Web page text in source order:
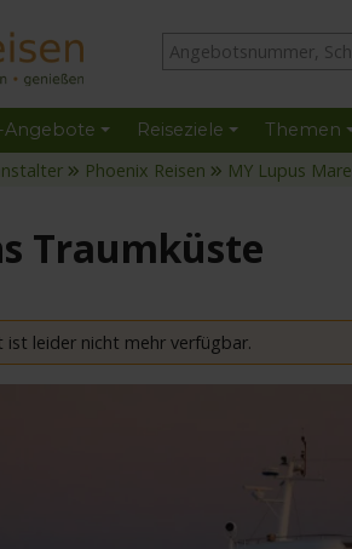
Angebote Reiseziele Themen
Phoenix Reisen MY Lupus Mare
Traumküste
ist leider nicht mehr verfügbar.